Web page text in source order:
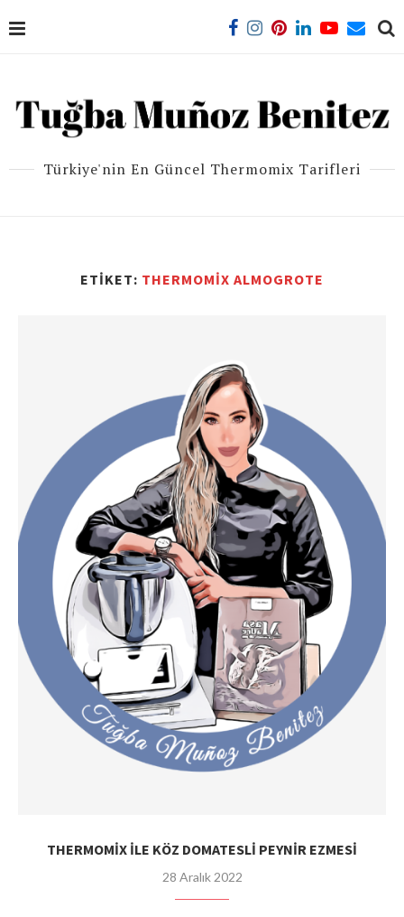
Türkiye'nin En Güncel Thermomix Tarifleri
ETIKET: THERMOMIX ALMOGROTE
THERMOMİX İLE KÖZ DOMATESLİ PEYNİR EZMESİ
28 Aralık 2022